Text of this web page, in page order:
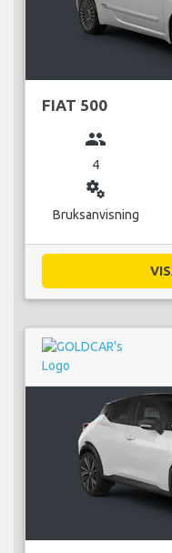
FIAT 500
group
4
miscellaneous_services
Bruksanvisning